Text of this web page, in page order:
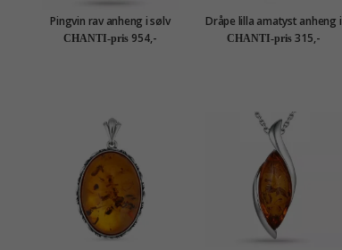
Pingvin rav anheng i sølv
CHANTI-pris 954,-
Dråpe lilla amatyst anheng i
sølv - Loom Stones
CHANTI-pris 315,-